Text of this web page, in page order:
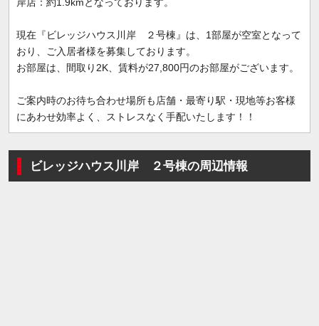
現在『ビレッジハウス川岸 ２号棟』は、1部屋が空室となって
おり、ご入居者様を募集しております。
お部屋は、間取り2K、賃料が27,800円のお部屋がございます。
ご案内時のお待ち合わせ場所も店舗・最寄り駅・現地等お客様
にあわせ効率よく、ストレスなく手配いたします！！
ビレッジハウス川岸 ２号棟の周辺情報